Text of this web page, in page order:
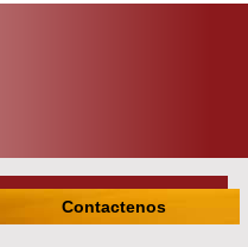
Contactenos